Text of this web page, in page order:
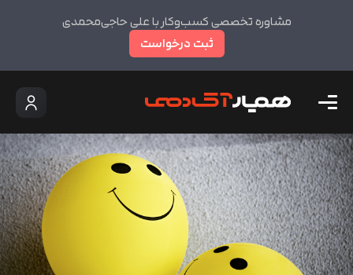
مشاوره تخصصی کسب‌وکار با علی حاجی‌محمدی
ثبت درخواست